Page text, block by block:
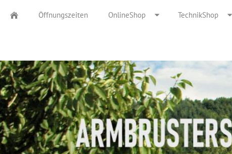
Öffnungszeiten OnlineShop TechnikShop